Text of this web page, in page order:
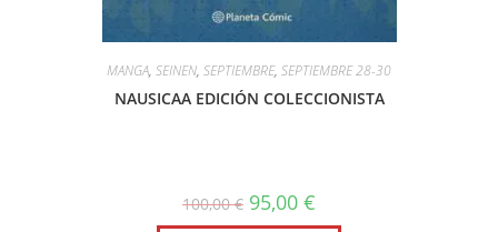
MANGA, SEINEN, SEPTIEMBRE, SEPTIEMBRE 28-30
NAUSICAA EDICIÓN COLECCIONISTA
100,00€ 95,00 €